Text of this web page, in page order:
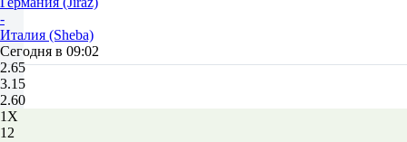
-
Италия (Sheba)
Сегодня в 09:02
2.65
3.15
2.60
1X
12